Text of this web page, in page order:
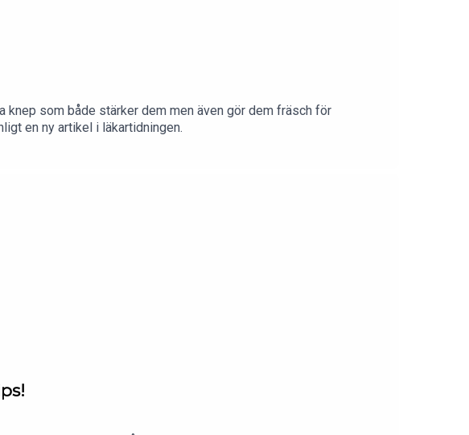
knep som både stärker dem men även gör dem fräsch för
en ny artikel i läkartidningen.